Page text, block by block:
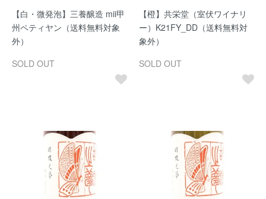
【白・微発泡】三養醸造 mii甲
州ペティヤン（送料無料対象
外）
SOLD OUT
【橙】共栄堂（室伏ワイナリ
ー）K21FY_DD（送料無料対
象外）
SOLD OUT